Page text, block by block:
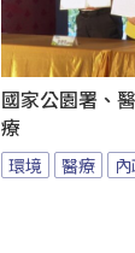
國家公園署、
療
環境 醫療